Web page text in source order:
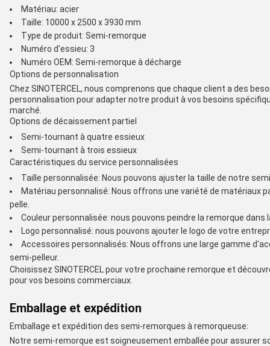
Matériau: acier
Taille: 10000 x 2500 x 3930 mm
Type de produit: Semi-remorque
Numéro d'essieu: 3
Numéro OEM: Semi-remorque à décharge
Options de personnalisation
Chez SINOTERCEL, nous comprenons que chaque client a des
personnalisation pour adapter notre produit à vos besoins
marché.
Options de décaissement partiel
Semi-tournant à quatre essieux
Semi-tournant à trois essieux
Caractéristiques du service personnalisées
Taille personnalisée: Nous pouvons ajuster la taille de notre
Matériau personnalisé: Nous offrons une variété de matériaux
pelle.
Couleur personnalisée: nous pouvons peindre la remorque
Logo personnalisé: nous pouvons ajouter le logo de votre
Accessoires personnalisés: Nous offrons une large gamme
semi-pelleur.
Choisissez SINOTERCEL pour votre prochaine remorque et
pour vos besoins commerciaux.
Emballage et expédition
Emballage et expédition des semi-remorques à remorqueuse:
Notre semi-remorque est soigneusement emballée pour assurer